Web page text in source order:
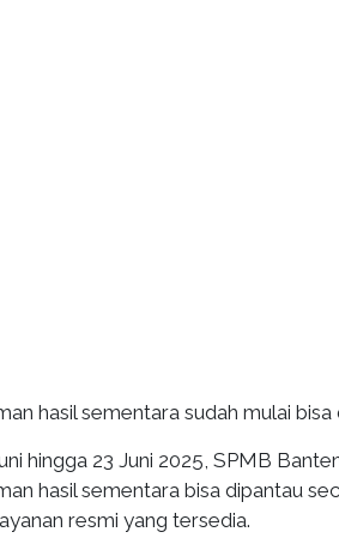
hasil sementara sudah mulai bisa
hingga 23 Juni 2025, SPMB
hasil sementara bisa dipantau
resmi yang tersedia.